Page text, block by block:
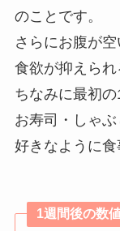
のことです。
さらにお腹が
食欲が抑えられ
ちなみに最初
お寿司・しゃぶ
好きなように食
1週間後の数